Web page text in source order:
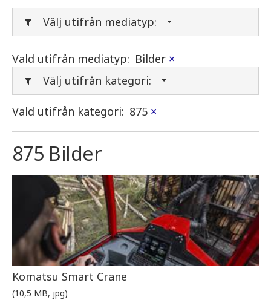
Välj utifrån mediatyp:
Vald utifrån mediatyp: Bilder ×
Välj utifrån kategori:
Vald utifrån kategori: 875 ×
875 Bilder
Komatsu Smart Crane
(10,5 MB, jpg)